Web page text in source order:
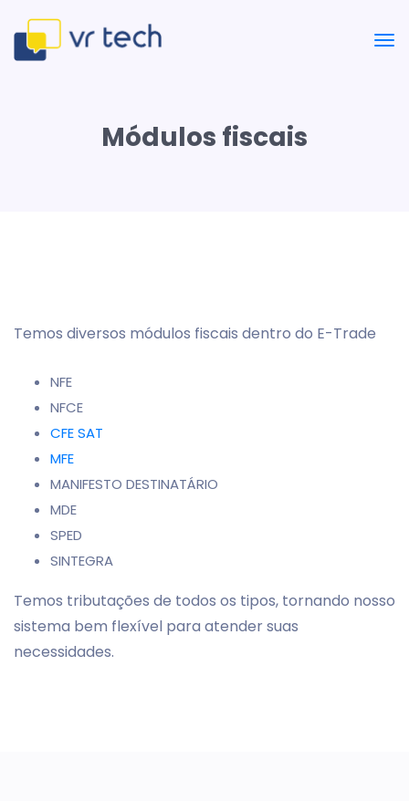
Módulos fiscais
Temos diversos módulos fiscais dentro do E-Trade
NFE
NFCE
CFE SAT
MFE
MANIFESTO DESTINATÁRIO
MDE
SPED
SINTEGRA
Temos tributações de todos os tipos, tornando nosso
sistema bem flexível para atender suas
necessidades.